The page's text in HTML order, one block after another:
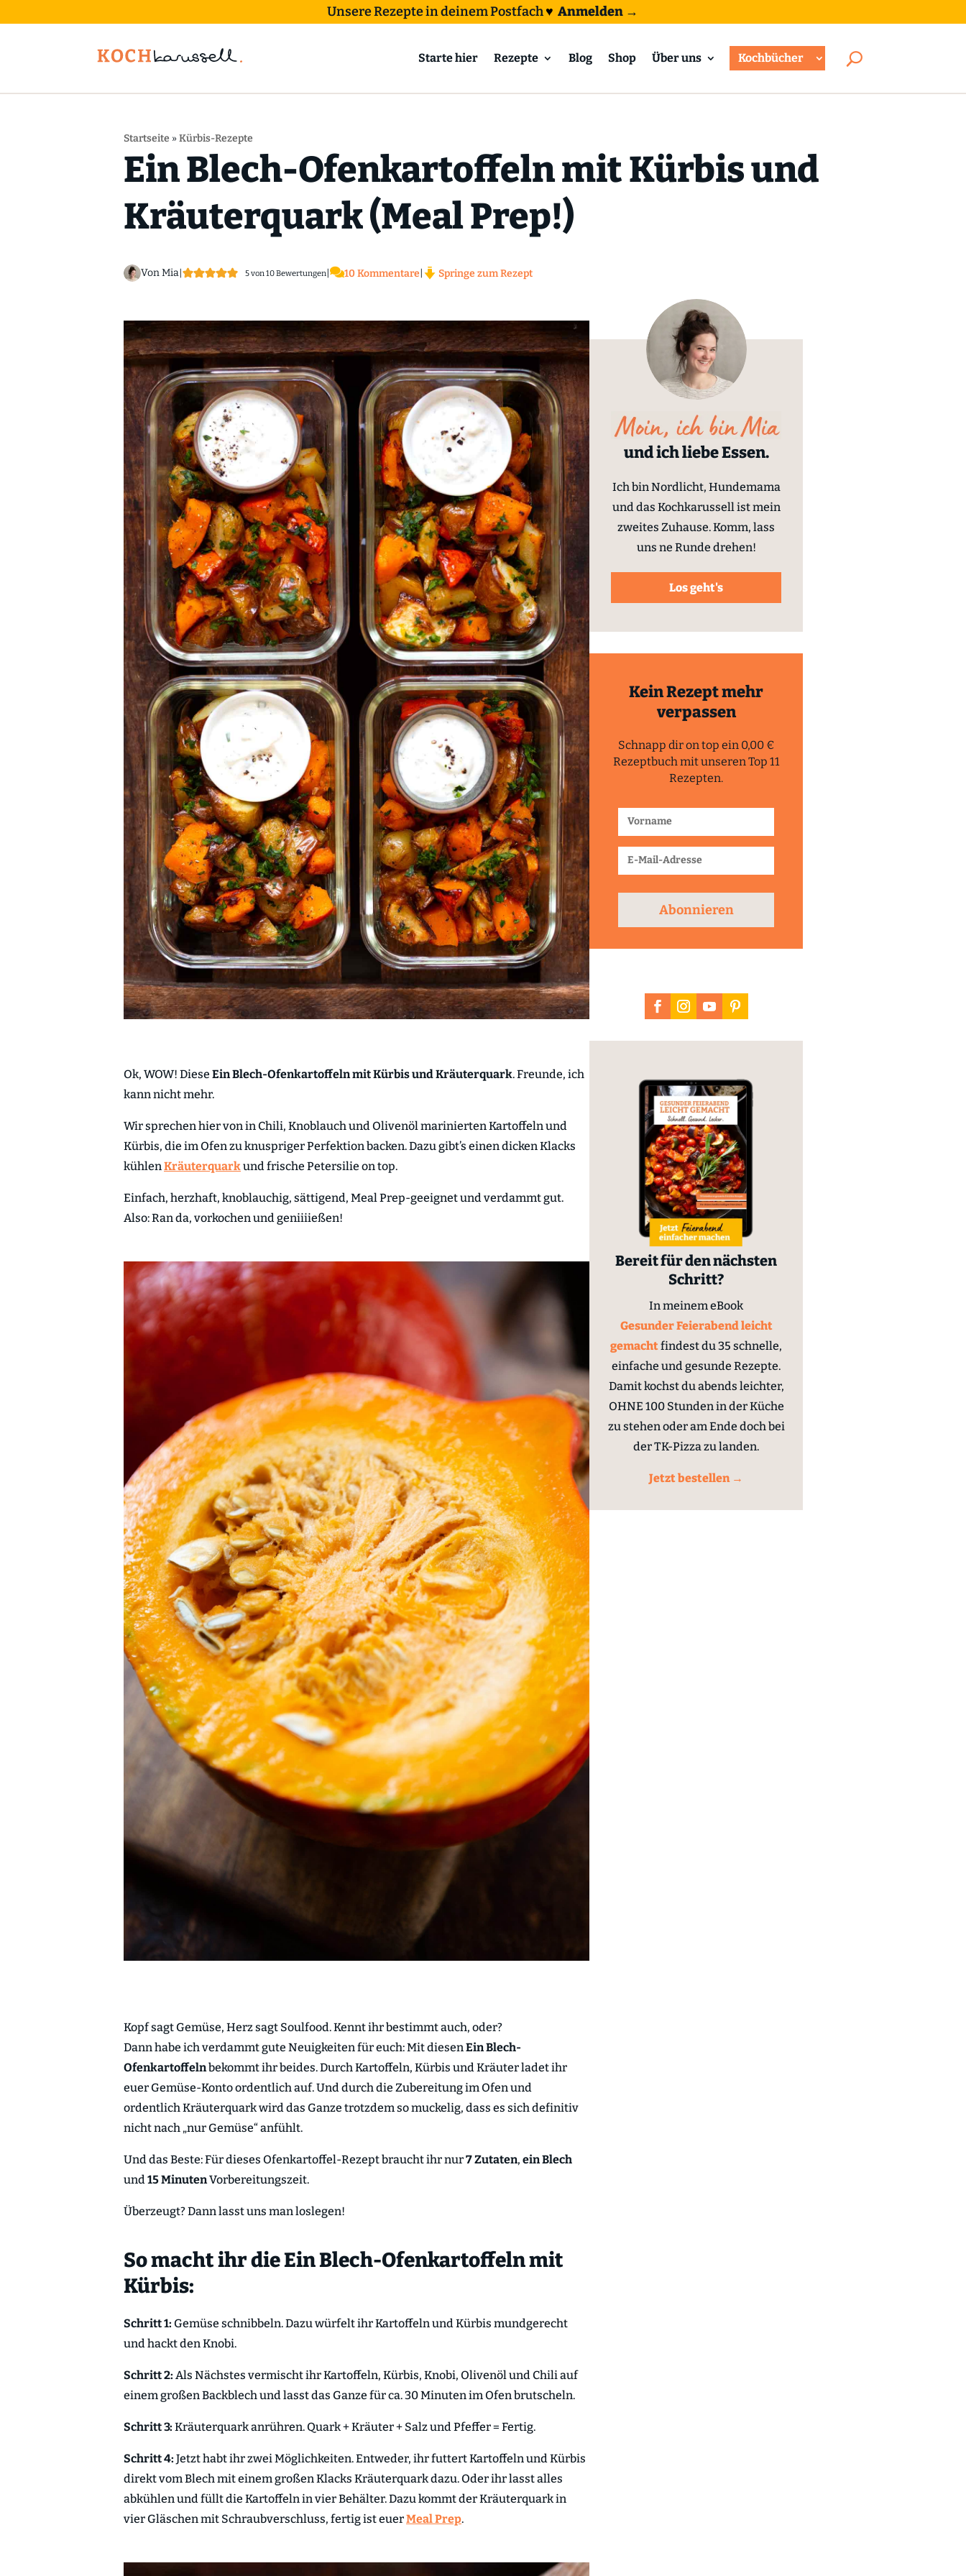
Unsere Rezepte in deinem Postfach♥ Anmelden →
Starte hier Rezepte Blog Shop Über uns Kochbücher
Startseite »Kürbis-Rezepte
Ein Blech-Ofenkartoffeln mit Kürbis und
Kräuterquark (Meal Prep!)
Von Mia 5von 10Bewertungen| 10 Kommentare Springe zum Rezept
Ok, WOW! Diese Ein Blech-Ofenkartoffeln mit Kürbis und Kräuterquark. Freunde, ich
kann nicht mehr.
Wir sprechen hier von in Chili, Knoblauch und Olivenöl marinierten Kartoffeln und
Kürbis, die im Ofen zu knuspriger Perfektion backen. Dazu gibt’s einen dicken Klacks
kühlenKräuterquarkund frische Petersilie on top.
Einfach, herzhaft, knoblauchig, sättigend, Meal Prep-geeignet und verdammt gut.
Also: Ran da, vorkochen und geniiiießen!
Kopf sagt Gemüse, Herz sagt Soulfood. Kennt ihr bestimmt auch, oder?
Dann habe ich verdammt gute Neuigkeiten für euch: Mit diesen Ein Blech-
Ofenkartoffelnbekommt ihr beides. Durch Kartoffeln, Kürbis und Kräuter ladet ihr
euer Gemüse-Konto ordentlich auf. Und durch die Zubereitung im Ofen und
ordentlich Kräuterquark wird das Ganze trotzdem so muckelig, dass es sich definitiv
nicht nach „nur Gemüse“ anfühlt.
Und das Beste: Für dieses Ofenkartoffel-Rezept braucht ihr nur7 Zutaten, ein Blech
und 15 MinutenVorbereitungszeit.
Überzeugt? Dann lasst uns man loslegen!
So macht ihr die Ein Blech-Ofenkartoffeln mit
Kürbis:
Schritt 1: Gemüse schnibbeln. Dazu würfelt ihr Kartoffeln und Kürbis mundgerecht
und hackt den Knobi.
Schritt 2: Als Nächstes vermischt ihr Kartoffeln, Kürbis, Knobi, Olivenöl und Chili auf
einem großen Backblech und lasst das Ganze für ca. 30 Minuten im Ofen brutscheln.
Schritt 3: Kräuterquark anrühren. Quark + Kräuter + Salz und Pfeffer = Fertig.
Schritt 4: Jetzt habt ihr zwei Möglichkeiten. Entweder, ihr futtert Kartoffeln und Kürbis
direkt vom Blech mit einem großen Klacks Kräuterquark dazu. Oder ihr lasst alles
abkühlen und füllt die Kartoffeln in vier Behälter. Dazu kommt der Kräuterquark in
vier Gläschen mit Schraubverschluss, fertig ist euerMeal Prep.
und ich liebe Essen.
Ich bin Nordlicht, Hundemama
und das Kochkarussell ist mein
zweites Zuhause. Komm, lass
uns ne Runde drehen!
Los geht's
Kein Rezept mehr
verpassen
Schnapp dir on top ein 0,00 €
Rezeptbuch mit unseren Top 11
Rezepten.
Abonnieren
Bereit für den nächsten
Schritt?
In meinem eBook
Gesunder Feierabend leicht
gemachtfindest du 35 schnelle,
einfache und gesunde Rezepte.
Damit kochst du abends leichter,
OHNE 100 Stunden in der Küche
zu stehen oder am Ende doch bei
der TK-Pizza zu landen.
Jetzt bestellen →